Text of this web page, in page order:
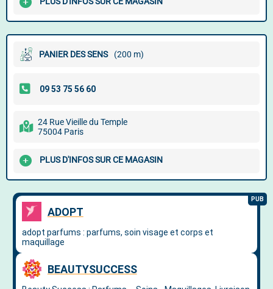
PANIER DES SENS (200 m)
24 Rue Vieille du Temple
75004 Paris
PLUS D'INFOS SUR CE MAGASIN